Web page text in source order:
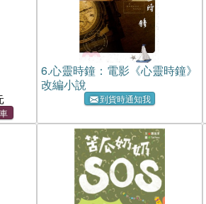
6.心靈時鐘：電影《心靈時鐘》
改編小說
到貨時通知我